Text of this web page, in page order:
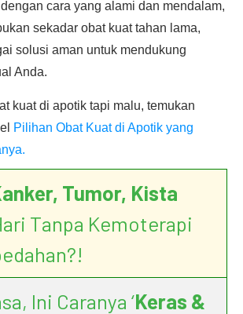
cara yang alami dan mendalam,
sekadar obat kuat tahan lama,
solusi aman untuk mendukung
Anda.
kuat di apotik tapi malu, temukan
Pilihan Obat Kuat di Apotik yang
Tumor, Kista
Tanpa Kemoterapi
Ini Caranya ‘Keras &